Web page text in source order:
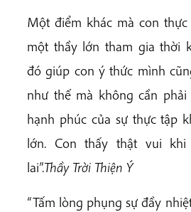
Một điểm khác mà con
một thầy lớn tham gia thời
đó giúp con ý thức mình
như thế mà không cần
hạnh phúc của sự thực tập
lớn. Con thấy thật vui
lai”.Thầy Trời Thiện Ý
“Tấm lòng phụng sự đầy